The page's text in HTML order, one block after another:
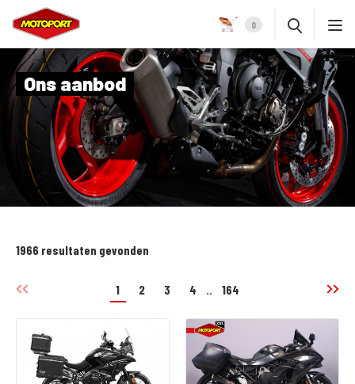
0
Ons aanbod
1966 resultaten gevonden
1 2 3 4 .. 164